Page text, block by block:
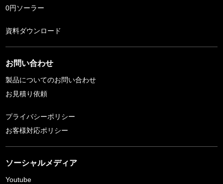
0円ソーラー
資料ダウンロード
お問い合わせ
製品についてのお問い合わせ
お見積り依頼
プライバシーポリシー
お客様対応ポリシー
ソーシャルメディア
Youtube